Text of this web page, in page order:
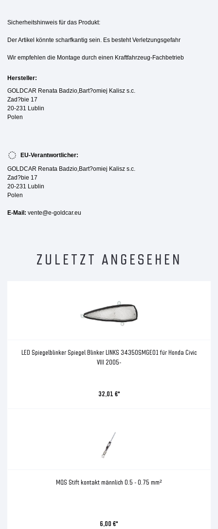
Sicherheitshinweis für das Produkt:
Der Artikel könnte scharfkantig sein. Es besteht Verletzungsgefahr
Wir empfehlen die Montage durch einen Kraftfahrzeug-Fachbetrieb
Hersteller:
GOLDCAR Renata Badzio,Bart?omiej Kalisz s.c.
Zad?bie 17
20-231 Lublin
Polen
EU-Verantwortlicher:
GOLDCAR Renata Badzio,Bart?omiej Kalisz s.c.
Zad?bie 17
20-231 Lublin
Polen
E-Mail: vente@e-goldcar.eu
ZULETZT ANGESEHEN
LED Spiegelblinker Spiegel Blinker LINKS 34350SMGE01 für Honda Civic
VIII 2005-
32,01 €*
MQS Stift kontakt männlich 0.5 - 0.75 mm²
6,00 €*